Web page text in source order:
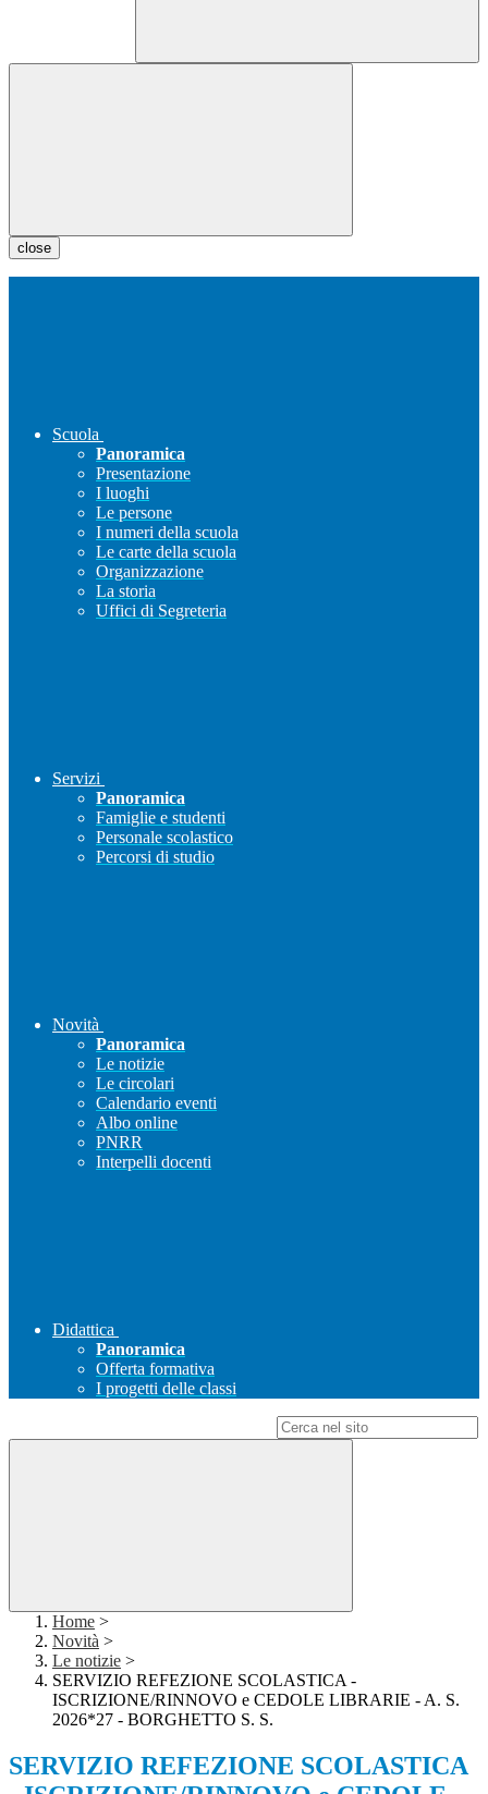
close
Scuola
Panoramica
Presentazione
I luoghi
Le persone
I numeri della scuola
Le carte della scuola
Organizzazione
La storia
Uffici di Segreteria
Servizi
Panoramica
Famiglie e studenti
Personale scolastico
Percorsi di studio
Novità
Panoramica
Le notizie
Le circolari
Calendario eventi
Albo online
PNRR
Interpelli docenti
Didattica
Panoramica
Offerta formativa
I progetti delle classi
Home >
Novità >
Le notizie >
SERVIZIO REFEZIONE SCOLASTICA -
ISCRIZIONE/RINNOVO e CEDOLE LIBRARIE - A. S.
2026*27 - BORGHETTO S. S.
SERVIZIO REFEZIONE SCOLASTICA